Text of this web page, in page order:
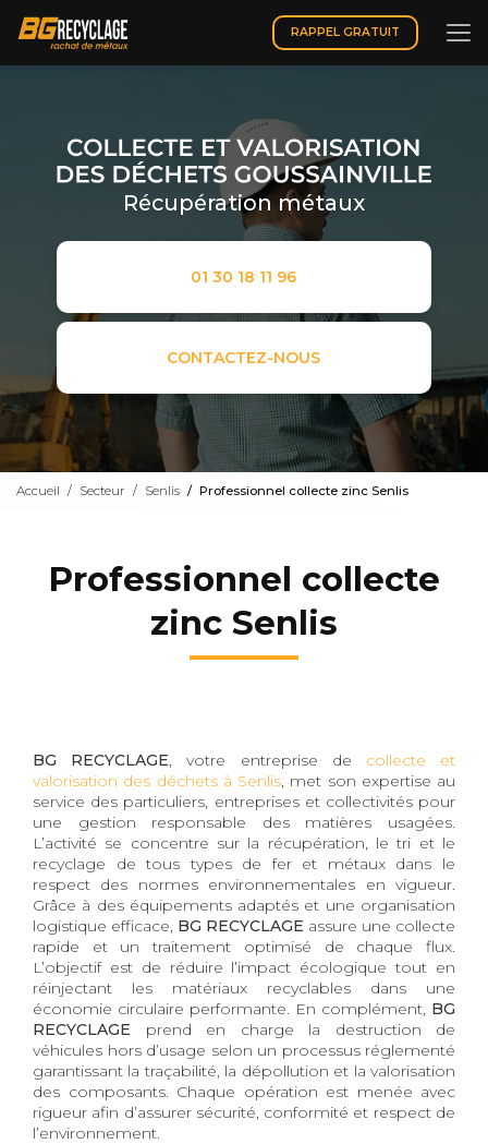
contenu
principal
RAPPEL GRATUIT
Récupération métaux
01 30 18 11 96
CONTACTEZ-NOUS
Accueil Secteur Senlis Professionnel collecte zinc Senlis
Professionnel collecte
zinc Senlis
BG RECYCLAGE, votre entreprise de collecte et
valorisation des déchets à Senlis, met son expertise au
service des particuliers, entreprises et collectivités pour
une gestion responsable des matières usagées.
L’activité se concentre sur la récupération, le tri et le
recyclage de tous types de fer et métaux dans le
respect des normes environnementales en vigueur.
Grâce à des équipements adaptés et une organisation
logistique efficace, BG RECYCLAGE assure une collecte
rapide et un traitement optimisé de chaque flux.
L’objectif est de réduire l’impact écologique tout en
réinjectant les matériaux recyclables dans une
économie circulaire performante. En complément, BG
RECYCLAGE prend en charge la destruction de
véhicules hors d’usage selon un processus réglementé
garantissant la traçabilité, la dépollution et la valorisation
des composants. Chaque opération est menée avec
rigueur afin d’assurer sécurité, conformité et respect de
l’environnement.